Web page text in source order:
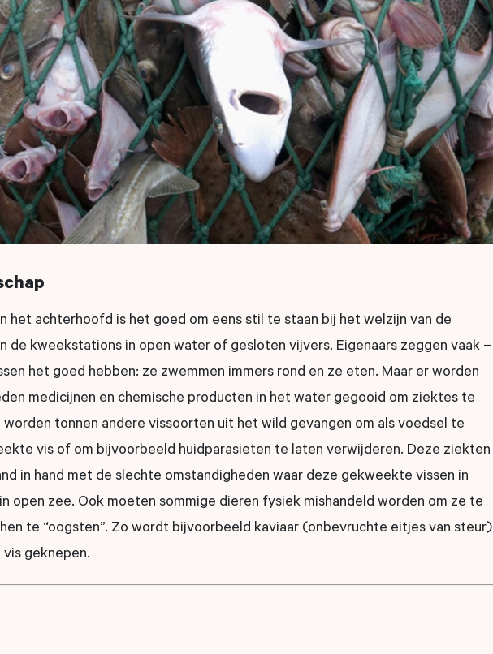
het achterhoofd is het goed om eens stil te staan bij het welzijn van de
de kweekstations in open water of gesloten vijvers. Eigenaars zeggen vaak –
het goed hebben: ze zwemmen immers rond en ze eten. Maar er worden
medicijnen en chemische producten in het water gegooid om ziektes te
tonnen andere vissoorten uit het wild gevangen om als voedsel te
vis of om bijvoorbeeld huidparasieten te laten verwijderen. Deze ziekten
in hand met de slechte omstandigheden waar deze gekweekte vissen in
open zee. Ook moeten sommige dieren fysiek mishandeld worden om ze te
te “oogsten”. Zo wordt bijvoorbeeld kaviaar (onbevruchte eitjes van steur)
geknepen.